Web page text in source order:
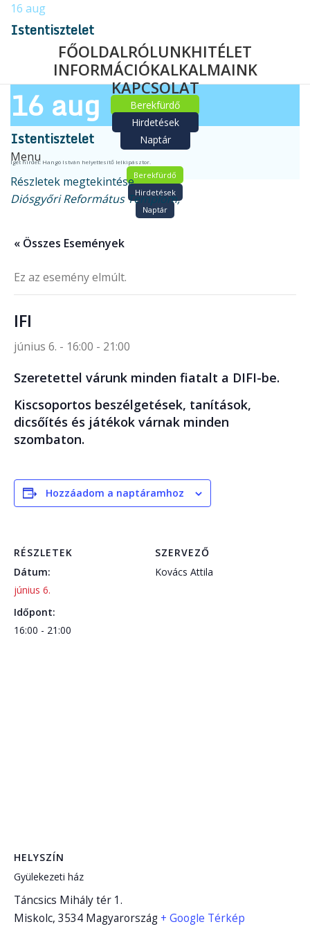
16 aug
Istentisztelet
FŐOLDALRÓLUNKHITÉLET
INFORMÁCIÓKALKALMAINK
KAPCSOLAT
Berekfürdő
Hirdetések
Naptár
Menu
Berekfürdő
Hirdetések
Naptár
16 aug
Istentisztelet
Igét hirdet: Hangó István helyettesítő lelkipásztor.
Részletek megtekintése
Diósgyőri Református Templom,
« Összes Események
Ez az esemény elmúlt.
IFI
június 6. - 16:00 - 21:00
Szeretettel várunk minden fiatalt a DIFI-be.
Kiscsoportos beszélgetések, tanítások,
dicsőítés és játékok várnak minden
szombaton.
Hozzáadom a naptáramhoz
RÉSZLETEK
Dátum:
június 6.
Időpont:
16:00 - 21:00
SZERVEZŐ
Kovács Attila
HELYSZÍN
Gyülekezeti ház
Táncsics Mihály tér 1.
Miskolc, 3534 Magyarország + Google Térkép